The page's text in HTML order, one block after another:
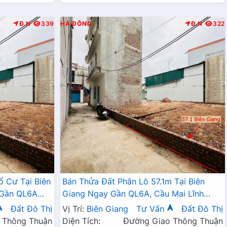
Đ.N 339
Cư Tại Biên
QL6A
Đất Đô Thị
Thuận
HÀ ĐÔNG Đ.N 322
Bán Thửa Đất Phân Lô 57.1m Tại Biên
Giang Ngay Gần QL6A, Cầu Mai Lĩnh
Đang Mở Rộng Giá Chỉ Vài Tỷ
Vị Trí: Biên Giang Tư Vấn
Đất Đô Thị
Diện Tích:
Đường Giao Thông Thuận